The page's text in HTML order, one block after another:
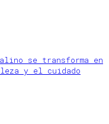
se transforma en
y el cuidado